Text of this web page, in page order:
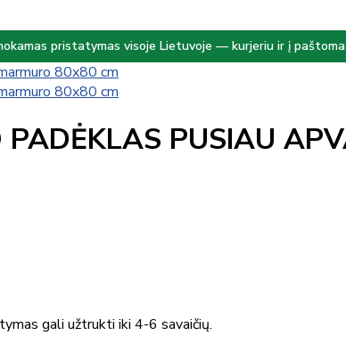
pristatymas visoje Lietuvoje — kurjeriu ir į
PUSIAU
gali užtrukti iki 4-6 savaičių.